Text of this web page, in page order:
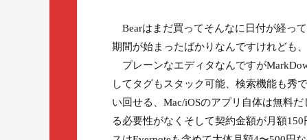
Bearはまだ買ってそんなに日付が経っ
期間が始まったばかりなんですけれども
プレーンなエディタなんですが
してタグもスタック可能、検索機能も秀
い回せる、Mac/iOSのアプリ自体は無料
る必要性がなくそして契約金額が月額